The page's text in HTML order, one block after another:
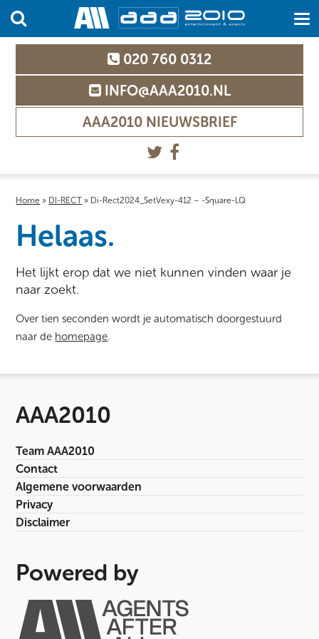
020 760 0312
INFO@AAA2010.NL
AAA2010 NIEUWSBRIEF
Home » DI-RECT » Di-Rect2024_SetVexy-412 – -Square-LQ
Helaas.
Het lijkt erop dat we niet kunnen vinden waar je
naar zoekt.
Over tien seconden wordt je automatisch doorgestuurd
naar de homepage.
AAA2010
Team AAA2010
Contact
Algemene voorwaarden
Privacy
Disclaimer
Powered by